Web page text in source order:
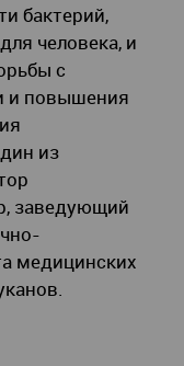
бактерий,
человека, и
с
и повышения
из
заведующий
медицинских